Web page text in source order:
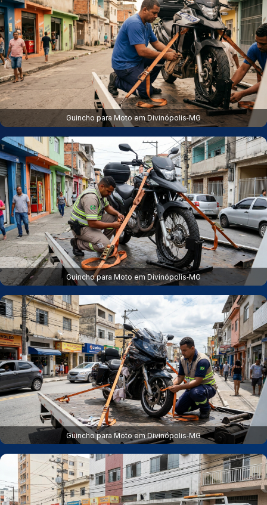
Guincho para Moto em Divinópolis‑MG
Guincho para Moto em Divinópolis‑MG
Guincho para Moto em Divinópolis‑MG